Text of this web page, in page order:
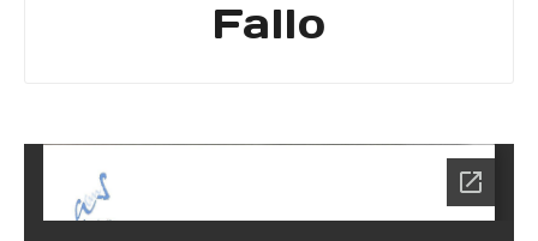
Fallo